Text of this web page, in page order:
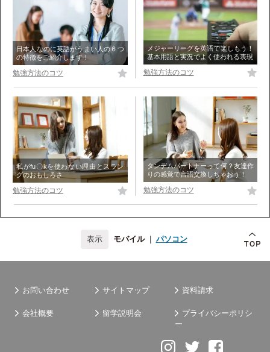
日本人なのに英語がうまい人の６つ
の特徴をご紹介します！
勉強方法のコツ
メジャーリーグを英語で楽しもう！
基本用語と実況でよく使われる表現
勉強方法のコツ
私がfu〇kを使わない理由とスラン
グのおもしろさ
勉強方法のコツ
タンデムパートナーって何？友達作
りの感覚で言語交換しちゃおう！
勉強方法のコツ
モバイル パソコン
お問い合わせ サイトマップ 資料請求
会社概要 留学説明会
プライバシーポリシ
ー